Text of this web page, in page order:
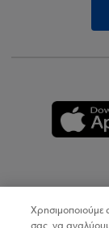
Χρησιμοποιούμε